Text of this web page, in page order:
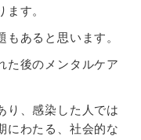
す。
あると思います。
た後のメンタルケア
り、感染した人では
にわたる、社会的な